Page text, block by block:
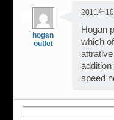
hogan
outlet
2011年
Hogan
which
speed